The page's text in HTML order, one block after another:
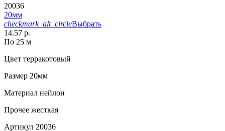
20036
20мм
checkmark_alt_circleВыбрать
14.57 р.
По 25 м
Цвет терракотовый
Размер 20мм
Материал нейлон
Прочее жесткая
Артикул 20036